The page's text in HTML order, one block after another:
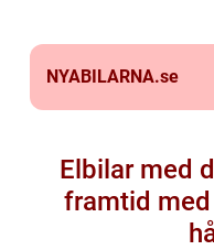
NYABILARNA.se
Elbilar med
framtid